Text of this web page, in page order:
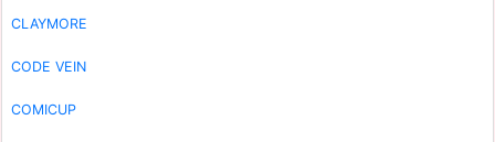
CLAYMORE
CODE VEIN
COMICUP